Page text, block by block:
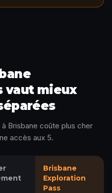
vaut mieux
Brisbane coûte plus cher
accès aux 5.
Brisbane
Exploration
Pass